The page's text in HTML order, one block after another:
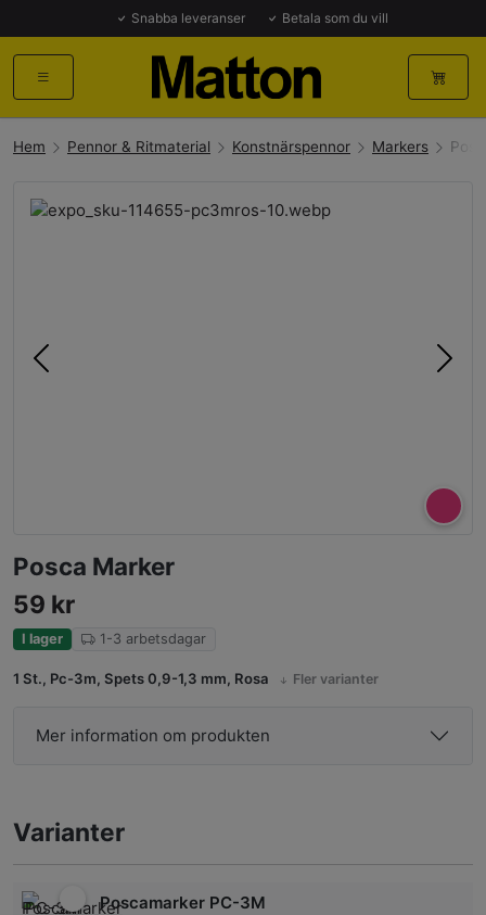
Snabba leveranser Betala som du vill
Hem Pennor & Ritmaterial Konstnärspennor Markers
Föregående Nästa
Posca Marker
59 kr
I lager 1-3 arbetsdagar
1 St., Pc-3m, Spets 0,9-1,3 mm, Rosa Fler varianter
Mer information om produkten
Varianter
Poscamarker PC-3M